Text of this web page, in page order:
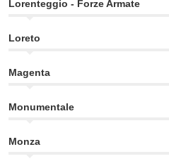
Lorenteggio - Forze Armate
Loreto
Magenta
Monumentale
Monza